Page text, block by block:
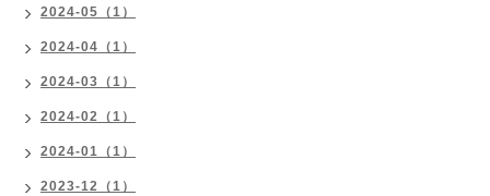
2024-05（1）
2024-04（1）
2024-03（1）
2024-02（1）
2024-01（1）
2023-12（1）